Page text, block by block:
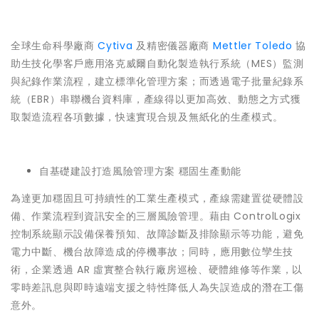
全球生命科學廠商Cytiva 及精密儀器廠商 Mettler Toledo 協
助生技化學客戶應用洛克威爾自動化製造執行系統（MES）監測
與紀錄作業流程，建立標準化管理方案；而透過電子批量紀錄系
統（EBR）串聯機台資料庫，產線得以更加高效、動態之方式獲
取製造流程各項數據，快速實現合規及無紙化的生產模式。
自基礎建設打造風險管理方案 穩固生產動能
為達更加穩固且可持續性的工業生產模式，產線需建置從硬體設
備、作業流程到資訊安全的三層風險管理。藉由 ControlLogix
控制系統顯示設備保養預知、故障診斷及排除顯示等功能，避免
電力中斷、機台故障造成的停機事故；同時，應用數位孿生技
術，企業透過 AR 虛實整合執行廠房巡檢、硬體維修等作業，以
零時差訊息與即時遠端支援之特性降低人為失誤造成的潛在工傷
意外。